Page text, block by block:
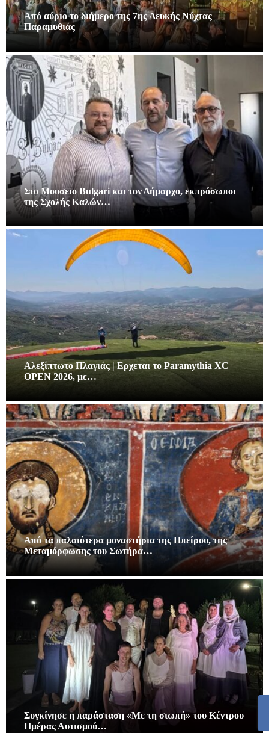
Από αύριο το διήμερο της 7ης Λευκής Νύχτας
Παραμυθιάς
Στο Μουσειο Bulgari και τον Δήμαρχο, εκπρόσωποι
της Σχολής Καλών…
Αλεξίπτωτο Πλαγιάς | Ερχεται το Paramythia XC
OPEN 2026, με…
Από τα παλαιότερα μοναστήρια της Ηπείρου, της
Μεταμόρφωσης του Σωτήρα…
Συγκίνησε η παράσταση «Με τη σιωπή» του Κέντρου
Ημέρας Αυτισμού…